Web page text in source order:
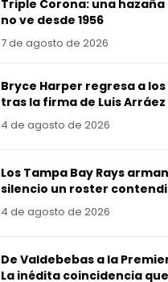
Triple Corona: una hazaña
no ve desde 1956
7 de agosto de 2026
Bryce Harper regresa a
tras la firma de Luis Arráez
4 de agosto de 2026
Los Tampa Bay Rays
silencio un roster
4 de agosto de 2026
De Valdebebas a la
La inédita coincidencia